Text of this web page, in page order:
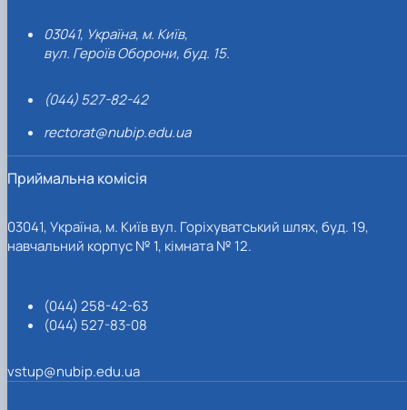
03041, Україна, м. Київ,
вул. Героїв Оборони, буд. 15.
(044) 527-82-42
rectorat@nubip.edu.ua
Приймальна комісія
03041, Україна, м. Київ вул. Горіхуватський шлях, буд. 19,
навчальний корпус № 1, кімната № 12.
(044) 258-42-63
(044) 527-83-08
vstup@nubip.edu.ua